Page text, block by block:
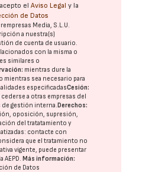
elAviso Legal y la
de Datos
Media, S.L.U.
a nuestra(s)
de cuenta de usuario.
con la misma o
similares o
mientras dure la
mientras sea necesario para
especificadasCesión:
a otras empresas del
de gestión interna.Derechos:
oposición, supresión,
del tratatamiento y
contacte con
que el tratamiento no
vigente, puede presentar
AEPD.Más información:
de Datos